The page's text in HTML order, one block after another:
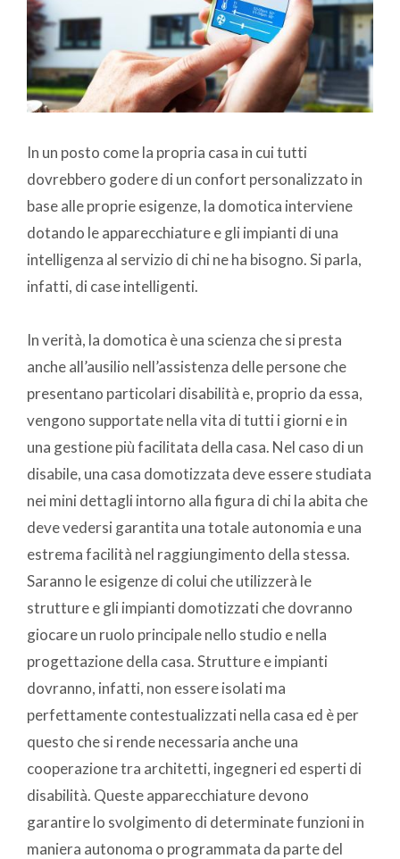
In un posto come la propria casa in cui tutti
dovrebbero godere di un confort personalizzato in
base alle proprie esigenze, la domotica interviene
dotando le apparecchiature e gli impianti di una
intelligenza al servizio di chi ne ha bisogno. Si parla,
infatti, di case intelligenti.
In verità, la domotica è una scienza che si presta
anche all’ausilio nell’assistenza delle persone che
presentano particolari disabilità e, proprio da essa,
vengono supportate nella vita di tutti i giorni e in
una gestione più facilitata della casa. Nel caso di un
disabile, una casa domotizzata deve essere studiata
nei mini dettagli intorno alla figura di chi la abita che
deve vedersi garantita una totale autonomia e una
estrema facilità nel raggiungimento della stessa.
Saranno le esigenze di colui che utilizzerà le
strutture e gli impianti domotizzati che dovranno
giocare un ruolo principale nello studio e nella
progettazione della casa. Strutture e impianti
dovranno, infatti, non essere isolati ma
perfettamente contestualizzati nella casa ed è per
questo che si rende necessaria anche una
cooperazione tra architetti, ingegneri ed esperti di
disabilità. Queste apparecchiature devono
garantire lo svolgimento di determinate funzioni in
maniera autonoma o programmata da parte del